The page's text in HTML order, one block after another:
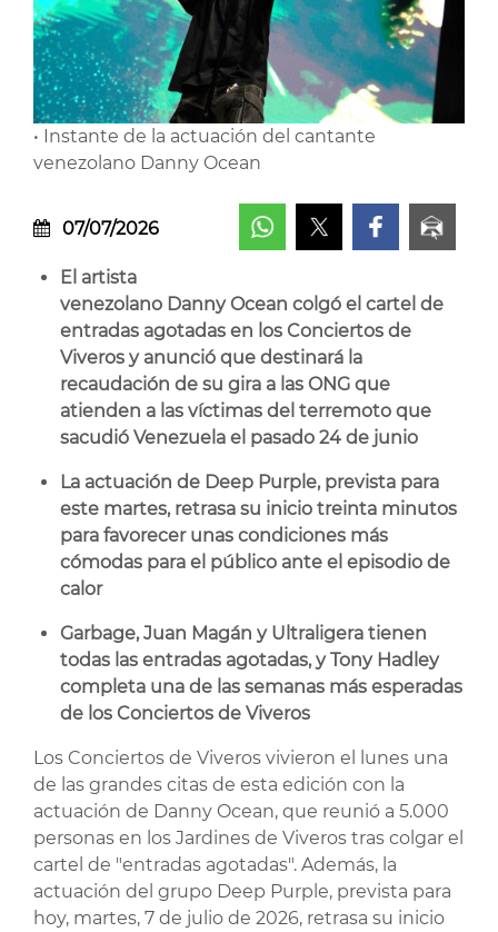
• Instante de la actuación del cantante
venezolano Danny Ocean
07/07/2026
El artista
venezolano Danny Ocean colgó el cartel de
entradas agotadas en los Conciertos de
Viveros y anunció que destinará la
recaudación de su gira a las ONG que
atienden a las víctimas del terremoto que
sacudió Venezuela el pasado 24 de junio
La actuación de Deep Purple, prevista para
este martes, retrasa su inicio treinta minutos
para favorecer unas condiciones más
cómodas para el público ante el episodio de
calor
Garbage, Juan Magán y Ultraligera tienen
todas las entradas agotadas, y Tony Hadley
completa una de las semanas más esperadas
de los Conciertos de Viveros
Los Conciertos de Viveros vivieron el lunes una
de las grandes citas de esta edición con la
actuación de Danny Ocean, que reunió a 5.000
personas en los Jardines de Viveros tras colgar el
cartel de "entradas agotadas". Además, la
actuación del grupo Deep Purple, prevista para
hoy, martes, 7 de julio de 2026, retrasa su inicio